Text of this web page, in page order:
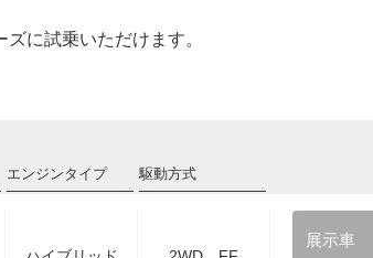
に試乗いただけます。
エンジンタイプ 駆動方式
展示車